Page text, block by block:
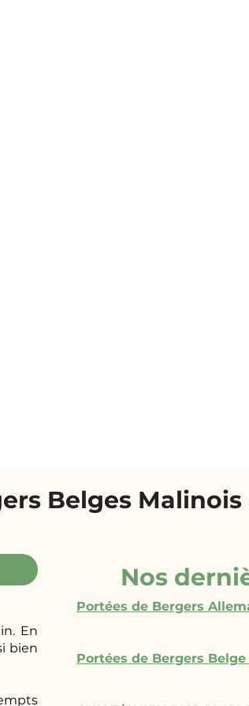
Belges
En
bien
Nos
Portées de Bergers
Portées de Bergers